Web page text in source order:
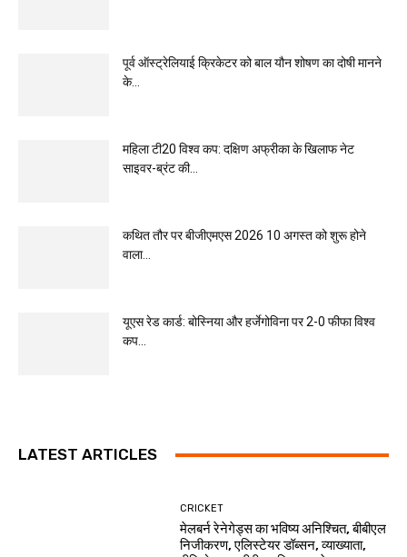
पूर्व ऑस्ट्रेलियाई क्रिकेटर को बाल यौन शोषण का दोषी मानने
के...
महिला टी20 विश्व कप: दक्षिण अफ्रीका के खिलाफ नेट
साइवर-ब्रंट की...
कथित तौर पर बीजीएमएस 2026 10 अगस्त को शुरू होने
वाला...
यूएस रेड कार्ड: बोस्निया और हर्जेगोविना पर 2-0 फीफा विश्व
कप...
LATEST ARTICLES
CRICKET
मेलबर्न रेनेगेड्स का भविष्य अनिश्चित, बीबीएल
निजीकरण, एलिस्टेयर डॉब्सन, व्याख्याता,